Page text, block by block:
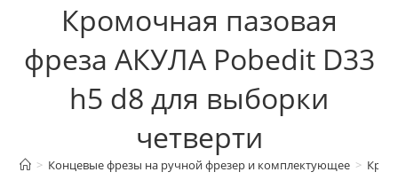
Кромочная пазовая
фреза AКУЛА Pobedit D33
h5 d8 для выборки
четверти
> Концевые фрезы на ручной фрезер и комплектующее >